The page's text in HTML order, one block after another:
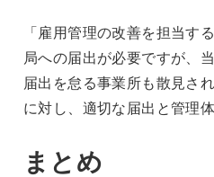
「雇用管理の改善を担当す
局への届出が必要ですが、
届出を怠る事業所も散見さ
に対し、適切な届出と管理
まとめ